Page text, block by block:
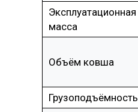
Эксплуатационная
масса
Объём ковша
Грузоподъёмность